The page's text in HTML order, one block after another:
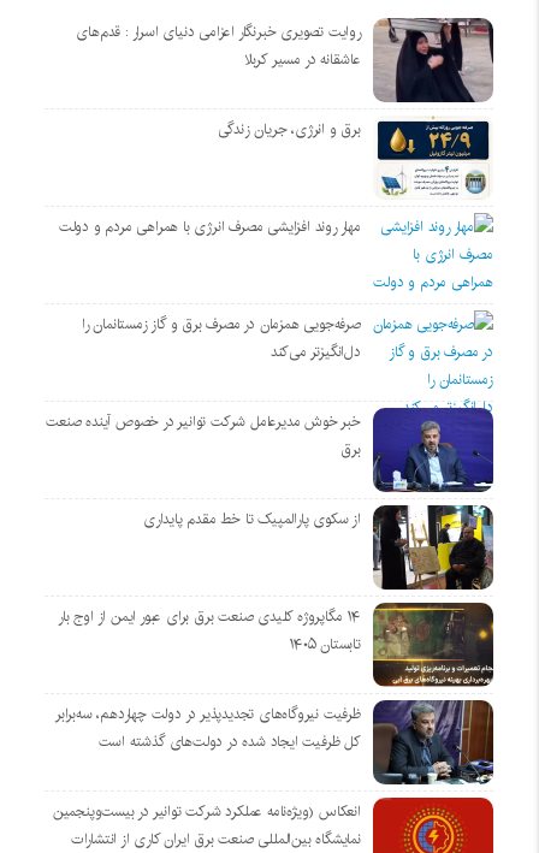
روایت تصویری خبرنگار اعزامی دنیای اسرار : قدم‌های
عاشقانه در مسیر کربلا
برق و انرژی، جریان زندگی
مهار روند افزایشی مصرف انرژی با همراهی مردم و دولت
صرفه‌جویی همزمان در مصرف برق و گاز زمستانمان را
دل‌انگیزتر می‌کند
خبر خوش مدیرعامل شرکت توانیر در خصوص آینده صنعت
برق
از سکوی پارالمپیک تا خط مقدم پایداری
۱۴ مگاپروژه‌ کلیدی صنعت برق برای عبور ایمن از اوج بار
تابستان ۱۴۰۵
ظرفیت نیروگاه‌های تجدیدپذیر در دولت چهاردهم، سه‌برابر
کل ظرفیت ایجاد شده در دولت‌های گذشته است
انعکاس (ویژه‌نامه عملکرد شرکت توانیر در بیست‌وپنجمین
نمایشگاه بین‌المللی صنعت برق ایران کاری از انتشارات